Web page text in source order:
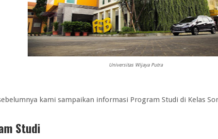
Universitas Wijaya Putra
kami sampaikan informasi Program Studi di Kelas
Studi